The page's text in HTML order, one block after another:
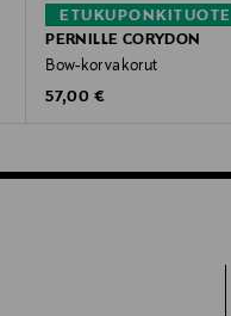
ETUKUPONKITUOTE
PERNILLE CORYDON
Bow-korvakorut
Original Price
57,00 €